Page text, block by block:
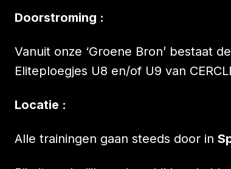
Doorstroming :
Vanuit onze ‘Groene Bron’ bestaat
Eliteploegjes U8 en/of U9 van
Locatie :
Alle trainingen gaan steeds door in